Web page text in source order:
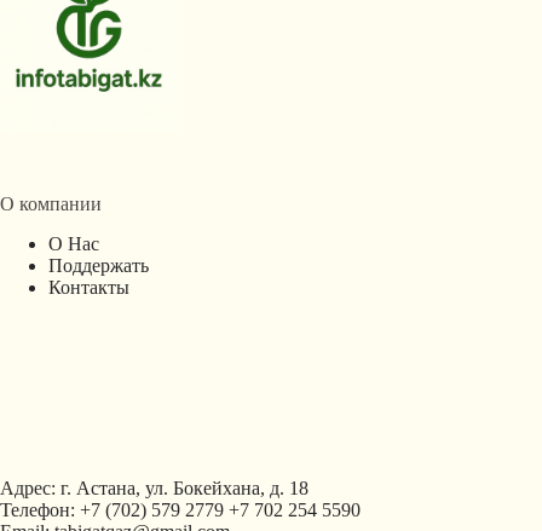
О компании
О Нас
Поддержать
Контакты
Адрес: г. Астана, ул. Бокейхана, д. 18
Телефон: +7 (702) 579 2779 +7 702 254 5590